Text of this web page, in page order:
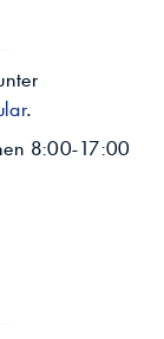
.
8:00-17:00